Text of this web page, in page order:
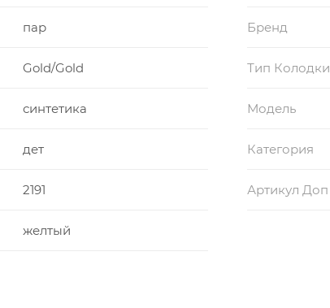
пар Бренд
Gold/Gold Тип Колодки
синтетика Модель
дет Категория
2191 Артикул Доп
желтый